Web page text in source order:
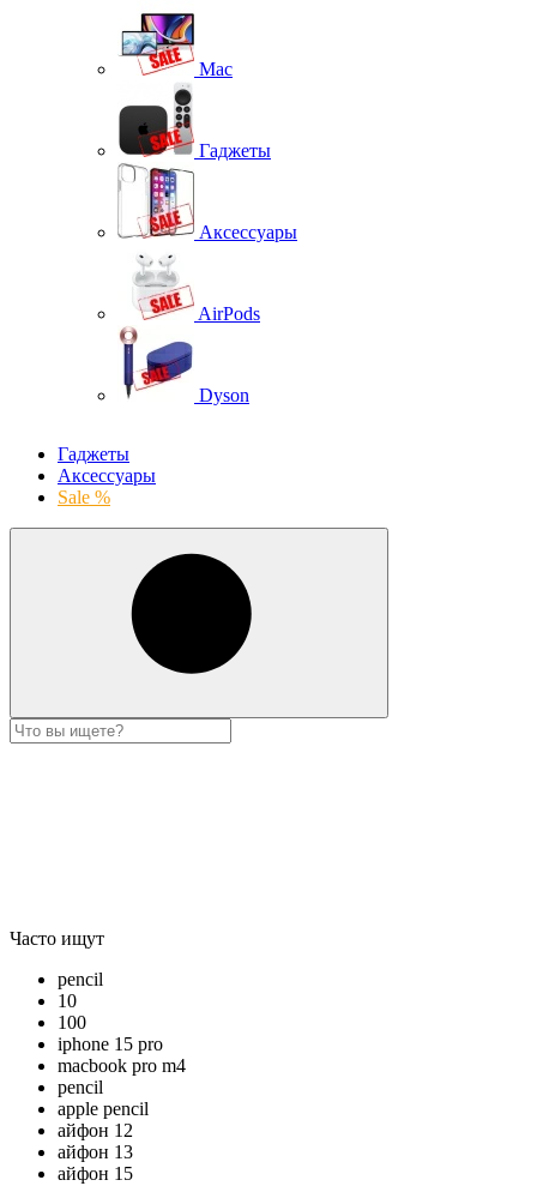
Mac
Гаджеты
Аксессуары
AirPods
Dyson
Гаджеты
Аксессуары
Sale %
Часто ищут
pencil
10
100
iphone 15 pro
macbook pro m4
pencil
apple pencil
айфон 12
айфон 13
айфон 15